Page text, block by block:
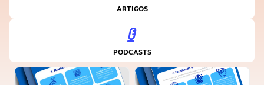
ARTIGOS
PODCASTS